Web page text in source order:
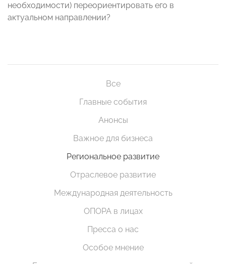
необходимости) переориентировать его в
актуальном направлении?
Все
Главные события
Анонсы
Важное для бизнеса
Региональное развитие
Отраслевое развитие
Международная деятельность
ОПОРА в лицах
Пресса о нас
Особое мнение